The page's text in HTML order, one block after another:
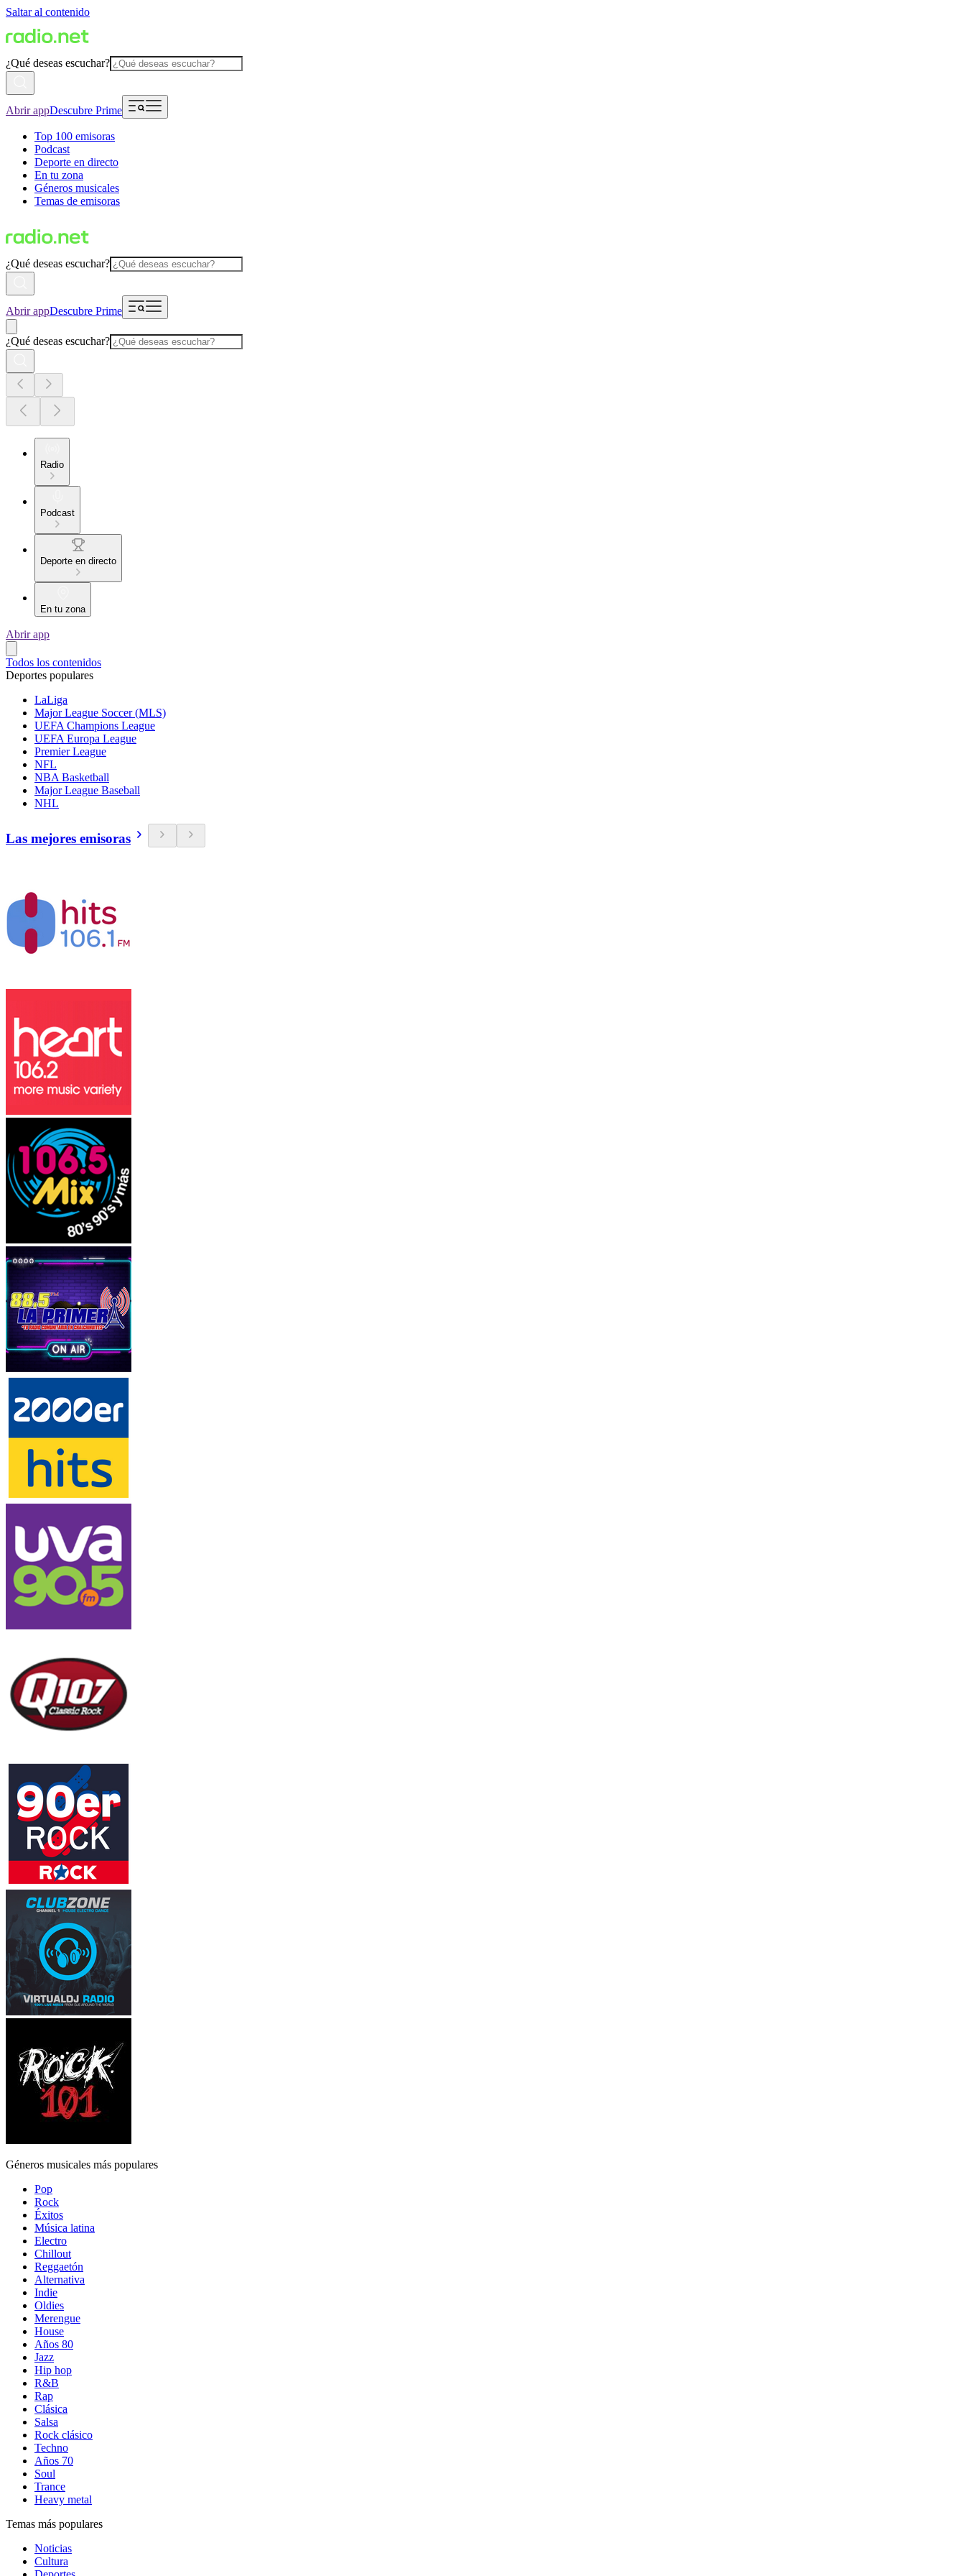
Saltar al contenido
¿Qué deseas escuchar?
Abrir appDescubre Prime
Top 100 emisoras
Podcast
Deporte en directo
En tu zona
Géneros musicales
Temas de emisoras
¿Qué deseas escuchar?
Abrir appDescubre Prime
¿Qué deseas escuchar?
Radio
Podcast
Deporte en directo
En tu zona
Abrir app
Todos los contenidos
Deportes populares
LaLiga
Major League Soccer (MLS)
UEFA Champions League
UEFA Europa League
Premier League
NFL
NBA Basketball
Major League Baseball
NHL
Las mejores emisoras
Géneros musicales más populares
Pop
Rock
Éxitos
Música latina
Electro
Chillout
Reggaetón
Alternativa
Indie
Oldies
Merengue
House
Años 80
Jazz
Hip hop
R&B
Rap
Clásica
Salsa
Rock clásico
Techno
Años 70
Soul
Trance
Heavy metal
Temas más populares
Noticias
Cultura